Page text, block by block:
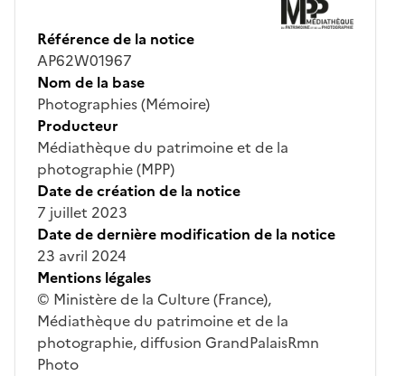
Référence de la notice
AP62W01967
Nom de la base
Photographies (Mémoire)
Producteur
Médiathèque du patrimoine et de la
photographie (MPP)
Date de création de la notice
7 juillet 2023
Date de dernière modification de la notice
23 avril 2024
Mentions légales
© Ministère de la Culture (France),
Médiathèque du patrimoine et de la
photographie, diffusion GrandPalaisRmn
Photo